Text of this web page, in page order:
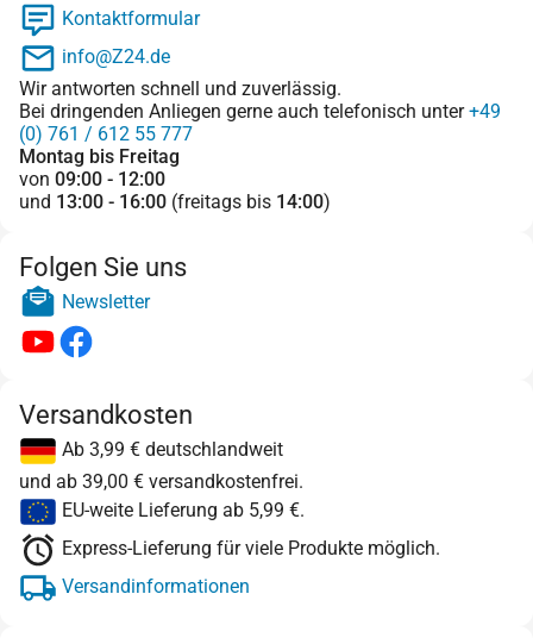
Kontaktformular
info@Z24.de
Wir antworten schnell und zuverlässig.
Bei dringenden Anliegen gerne auch telefonisch unter+49
(0) 761 / 612 55 777
Montag bis Freitag
von 09:00 - 12:00
und 13:00 - 16:00 (freitags bis 14:00)
Folgen Sie uns
Newsletter
Versandkosten
Ab 3,99 € deutschlandweit
und ab 39,00 € versandkostenfrei.
EU-weite Lieferung ab 5,99 €.
Express-Lieferung für viele Produkte möglich.
Versandinformationen